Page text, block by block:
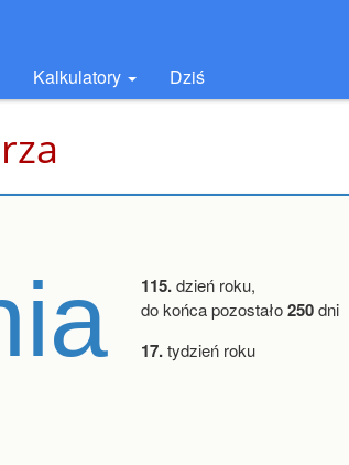
Kalkulatory Dziś
115.dzień roku,
do końca pozostało250dni
17.tydzień roku